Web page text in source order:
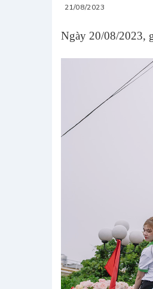
21/08/2023
Ngày 20/08/2023,